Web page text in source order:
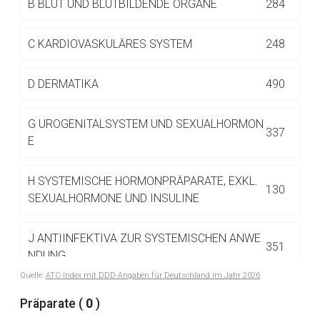
B BLUT UND BLUTBILDENDE ORGANE 284
C KARDIOVASKULÄRES SYSTEM 248
D DERMATIKA 490
G UROGENITALSYSTEM UND SEXUALHORMON
E
337
H SYSTEMISCHE HORMONPRÄPARATE, EXKL.
SEXUALHORMONE UND INSULINE
130
J ANTIINFEKTIVA ZUR SYSTEMISCHEN ANWE
NDUNG
351
ANTINEOPLASTISCHE UND IMMUNMODULIE
RENDE MITTEL
Quelle: ATC-Index mit DDD-Angaben für Deutschland im Jahr 2026
Präparate ( 0 )
Zur Seite